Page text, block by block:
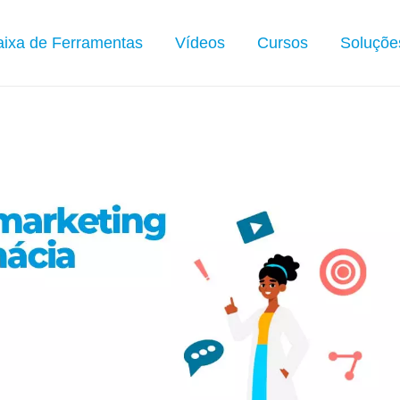
de Ferramentas Vídeos Cursos